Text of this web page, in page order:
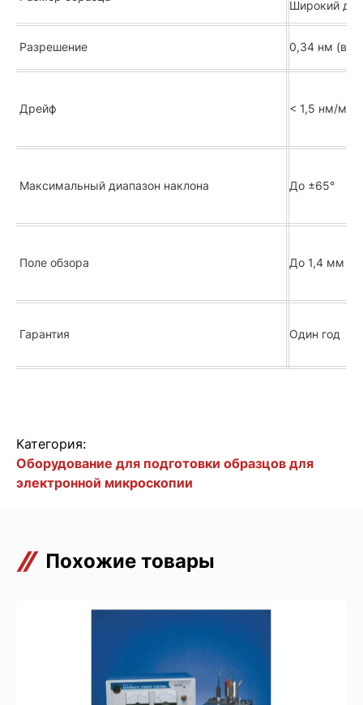
Широкий
Разрешение 0,34 нм (во
Дрейф < 1,5 нм/мин
Максимальный диапазон наклона До ±65°
Поле обзора До 1,4 мм
Гарантия Один год
Категория:
Оборудование для подготовки образцов для
электронной микроскопии
Похожие товары